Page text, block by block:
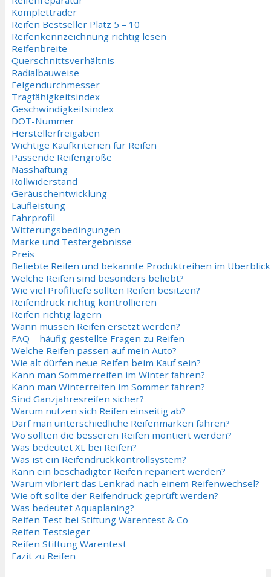
Kompletträder
Reifen Bestseller Platz 5 – 10
Reifenkennzeichnung richtig lesen
Reifenbreite
Querschnittsverhältnis
Radialbauweise
Felgendurchmesser
Tragfähigkeitsindex
Geschwindigkeitsindex
DOT-Nummer
Herstellerfreigaben
Wichtige Kaufkriterien für Reifen
Passende Reifengröße
Nasshaftung
Rollwiderstand
Geräuschentwicklung
Laufleistung
Fahrprofil
Witterungsbedingungen
Marke und Testergebnisse
Preis
Beliebte Reifen und bekannte Produktreihen im Überblick
Welche Reifen sind besonders beliebt?
Wie viel Profiltiefe sollten Reifen besitzen?
Reifendruck richtig kontrollieren
Reifen richtig lagern
Wann müssen Reifen ersetzt werden?
FAQ – häufig gestellte Fragen zu Reifen
Welche Reifen passen auf mein Auto?
Wie alt dürfen neue Reifen beim Kauf sein?
Kann man Sommerreifen im Winter fahren?
Kann man Winterreifen im Sommer fahren?
Sind Ganzjahresreifen sicher?
Warum nutzen sich Reifen einseitig ab?
Darf man unterschiedliche Reifenmarken fahren?
Wo sollten die besseren Reifen montiert werden?
Was bedeutet XL bei Reifen?
Was ist ein Reifendruckkontrollsystem?
Kann ein beschädigter Reifen repariert werden?
Warum vibriert das Lenkrad nach einem Reifenwechsel?
Wie oft sollte der Reifendruck geprüft werden?
Was bedeutet Aquaplaning?
Reifen Test bei Stiftung Warentest & Co
Reifen Testsieger
Reifen Stiftung Warentest
Fazit zu Reifen